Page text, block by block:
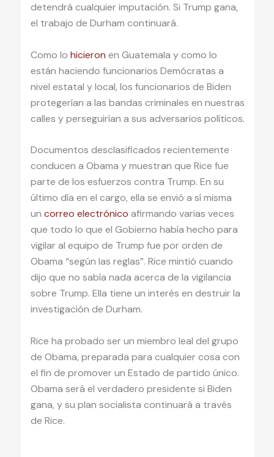
detendrá cualquier imputación. Si Trump gana,
el trabajo de Durham continuará.
Como lo hicieron en Guatemala y como lo
están haciendo funcionarios Demócratas a
nivel estatal y local, los funcionarios de Biden
protegerían a las bandas criminales en nuestras
calles y perseguirían a sus adversarios políticos.
Documentos desclasificados recientemente
conducen a Obama y muestran que Rice fue
parte de los esfuerzos contra Trump. En su
último día en el cargo, ella se envió a sí misma
un correo electrónico afirmando varias veces
que todo lo que el Gobierno había hecho para
vigilar al equipo de Trump fue por orden de
Obama “según las reglas”. Rice mintió cuando
dijo que no sabía nada acerca de la vigilancia
sobre Trump. Ella tiene un interés en destruir la
investigación de Durham.
Rice ha probado ser un miembro leal del grupo
de Obama, preparada para cualquier cosa con
el fin de promover un Estado de partido único.
Obama será el verdadero presidente si Biden
gana, y su plan socialista continuará a través
de Rice.